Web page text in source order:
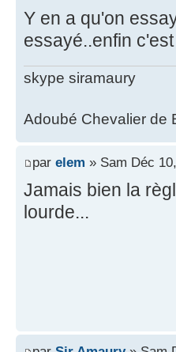
Y en a qu'on
essayé..enfin
skype siramaury
Adoubé Chevalier de
par elem » Sam Déc
Jamais bien la
lourde...